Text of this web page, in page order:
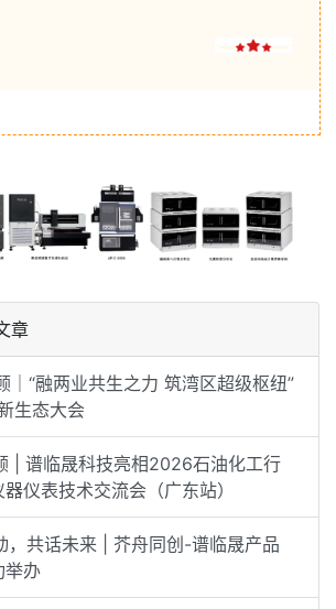
章
“融两业共生之力 筑湾区超级枢纽”
生态大会
| 谱临晟科技亮相2026石油化工行
仪表技术交流会（广东站）
共话未来 | 芥舟同创-谱临晟产品
举办